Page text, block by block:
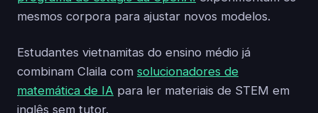
mesmos corpora para ajustar novos modelos.
Estudantes vietnamitas do ensino médio já
combinam Claila com solucionadores de
matemática de IA para ler materiais de STEM em
inglês sem tutor.